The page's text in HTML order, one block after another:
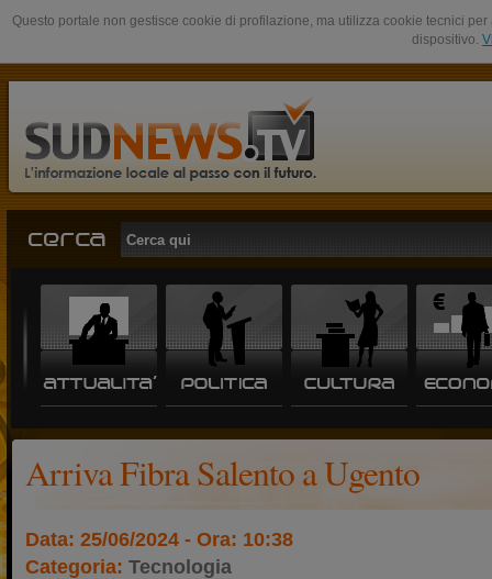
Questo portale non gestisce cookie di profilazione, ma utilizza cookie tecnici
dispositivo.
Arriva Fibra Salento a Ugento
Data: 25/06/2024 - Ora: 10:38
Categoria: Tecnologia